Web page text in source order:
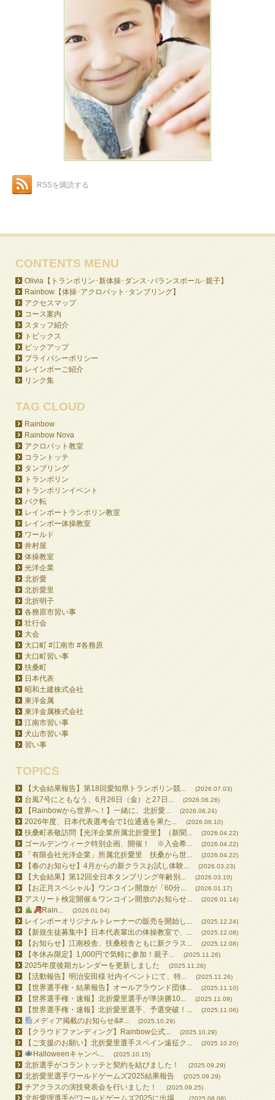
RSSを購読する
CONTENTS MENU
Olivia【トランポリン･新体操･ダンス･バランスボール･親子】
Rainbow【体操･アクロバット･タンブリング】
アクセスマップ
コース案内
スタッフ紹介
トピックス
ピックアップ
プライバシーポリシー
レインボーご紹介
リンク集
TAG CLOUD
Rainbow
Rainbow Nova
アクロバット教室
コラントッテ
タンブリング
トランポリン
トランポリンイベント
バク転
レインボートランポリン教室
レインボー体操教室
ワールド
井村屋
体操教室
光洋企業
北折愛
北折愛里
北折明子
各務原市習い事
壮行会
大会
大口町 #江南市 #各務原
大口町習い事
扶桑町
日本代表
昭和土建株式会社
東洋金属
東洋金属株式会社
江南市習い事
犬山市習い事
習い事
TOPICS
【大会結果報告】第18回愛知県トランポリン競... (2026.07.03)
台風7号にともなう、6月26日（金）と27日... (2026.06.26)
【Rainbowから世界へ！】一緒に、北折愛... (2026.06.24)
2026年度、日本代表選考会で1位通過を果た... (2026.06.10)
扶桑町表敬訪問【光洋企業所属北折愛里】（新聞... (2026.04.22)
ゴールデンウィーク特別企画、開催！ ※入会希... (2026.04.22)
「有限会社光洋企業」所属北折愛里 扶桑から世... (2026.04.22)
【春のお知らせ】4月からの新クラスお試し体験... (2026.03.23)
【大会結果】第12回全日本タンブリング年齢別... (2026.03.10)
【お正月スペシャル】ワンコイン開放が「60分... (2026.01.17)
アスリート検定開催＆ワンコイン開放のお知らせ... (2026.01.14)
Rain... (2026.01.04)
レインボーオリジナルトレーナーの販売を開始し... (2025.12.24)
【新規生徒募集中】日本代表輩出の体操教室で、... (2025.12.08)
【お知らせ】江南校舎、扶桑校舎ともに新クラス... (2025.12.08)
【冬休み限定】1,000円で気軽に参加！親子... (2025.11.26)
2025年度後期カレンダーを更新しました (2025.11.26)
【活動報告】明治安田様 社内イベントにて、特... (2025.11.26)
【世界選手権・結果報告】オールアラウンド団体... (2025.11.10)
【世界選手権・速報】北折愛里選手が準決勝10... (2025.11.09)
【世界選手権・速報】北折愛里選手、予選突破！... (2025.11.06)
メディア掲載のお知らせ&#... (2025.10.29)
【クラウドファンディング】Rainbow公式... (2025.10.29)
【ご支援のお願い】北折愛里選手スペイン遠征ク... (2025.10.20)
Halloweenキャンペ... (2025.10.15)
北折選手がコラントッテと契約を結びました！ (2025.09.29)
北折愛里選手ワールドゲームズ2025結果報告 (2025.09.29)
チアクラスの演技発表会を行いました！ (2025.09.25)
(2025.08.08)